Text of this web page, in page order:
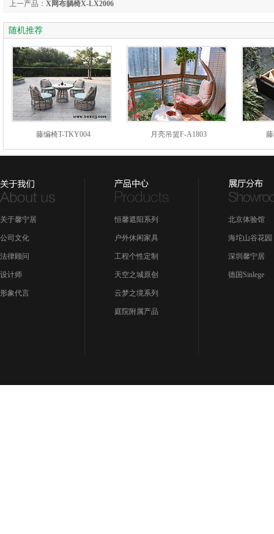
上一产品： X网布躺椅X-LX2006
随机推荐
藤编椅T-TKY004 月亮吊篮F-A1803
关于馨宁居
公司文化
法律顾问
设计师
形象代言
恒馨遮阳系列
户外休闲家具
工程个性定制
天空之城原创
云梦之境系列
庭院附属产品
北京体验馆
海坨山谷花园
深圳馨宁居
德国Sinlege